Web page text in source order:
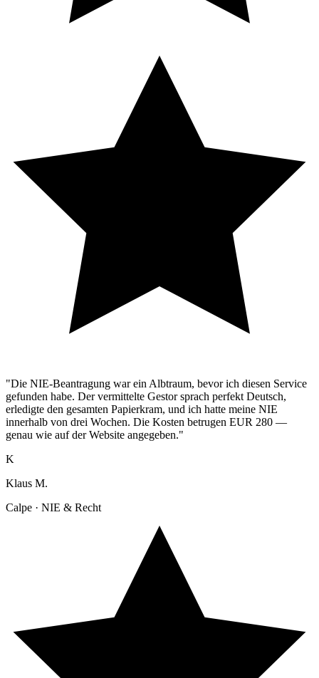
"Die NIE-Beantragung war ein Albtraum, bevor ich diesen Service
gefunden habe. Der vermittelte Gestor sprach perfekt Deutsch,
erledigte den gesamten Papierkram, und ich hatte meine NIE
innerhalb von drei Wochen. Die Kosten betrugen EUR 280 —
genau wie auf der Website angegeben."
K
Klaus M.
Calpe · NIE & Recht